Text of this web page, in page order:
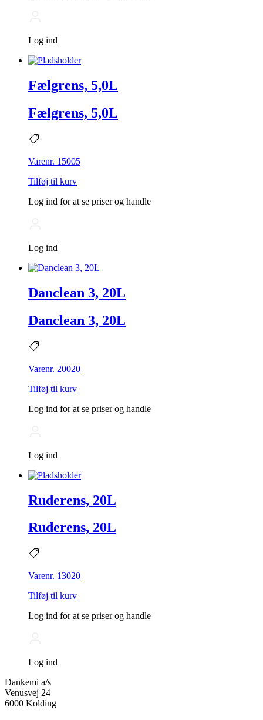
Log ind
Fælgrens, 5,0L
Fælgrens, 5,0L
Varenr. 15005
Tilføj til kurv
Log ind for at se priser og handle
Log ind
Danclean 3, 20L
Danclean 3, 20L
Varenr. 20020
Tilføj til kurv
Log ind for at se priser og handle
Log ind
Ruderens, 20L
Ruderens, 20L
Varenr. 13020
Tilføj til kurv
Log ind for at se priser og handle
Log ind
Dankemi a/s
Venusvej 24
6000 Kolding